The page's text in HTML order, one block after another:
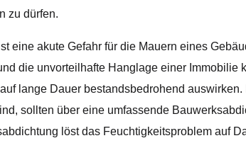
zu dürfen.
eine akute Gefahr für die Mauern eines
die unvorteilhafte Hanglage einer Immobilie
lange Dauer bestandsbedrohend
sollten über eine umfassende
löst das Feuchtigkeitsproblem auf